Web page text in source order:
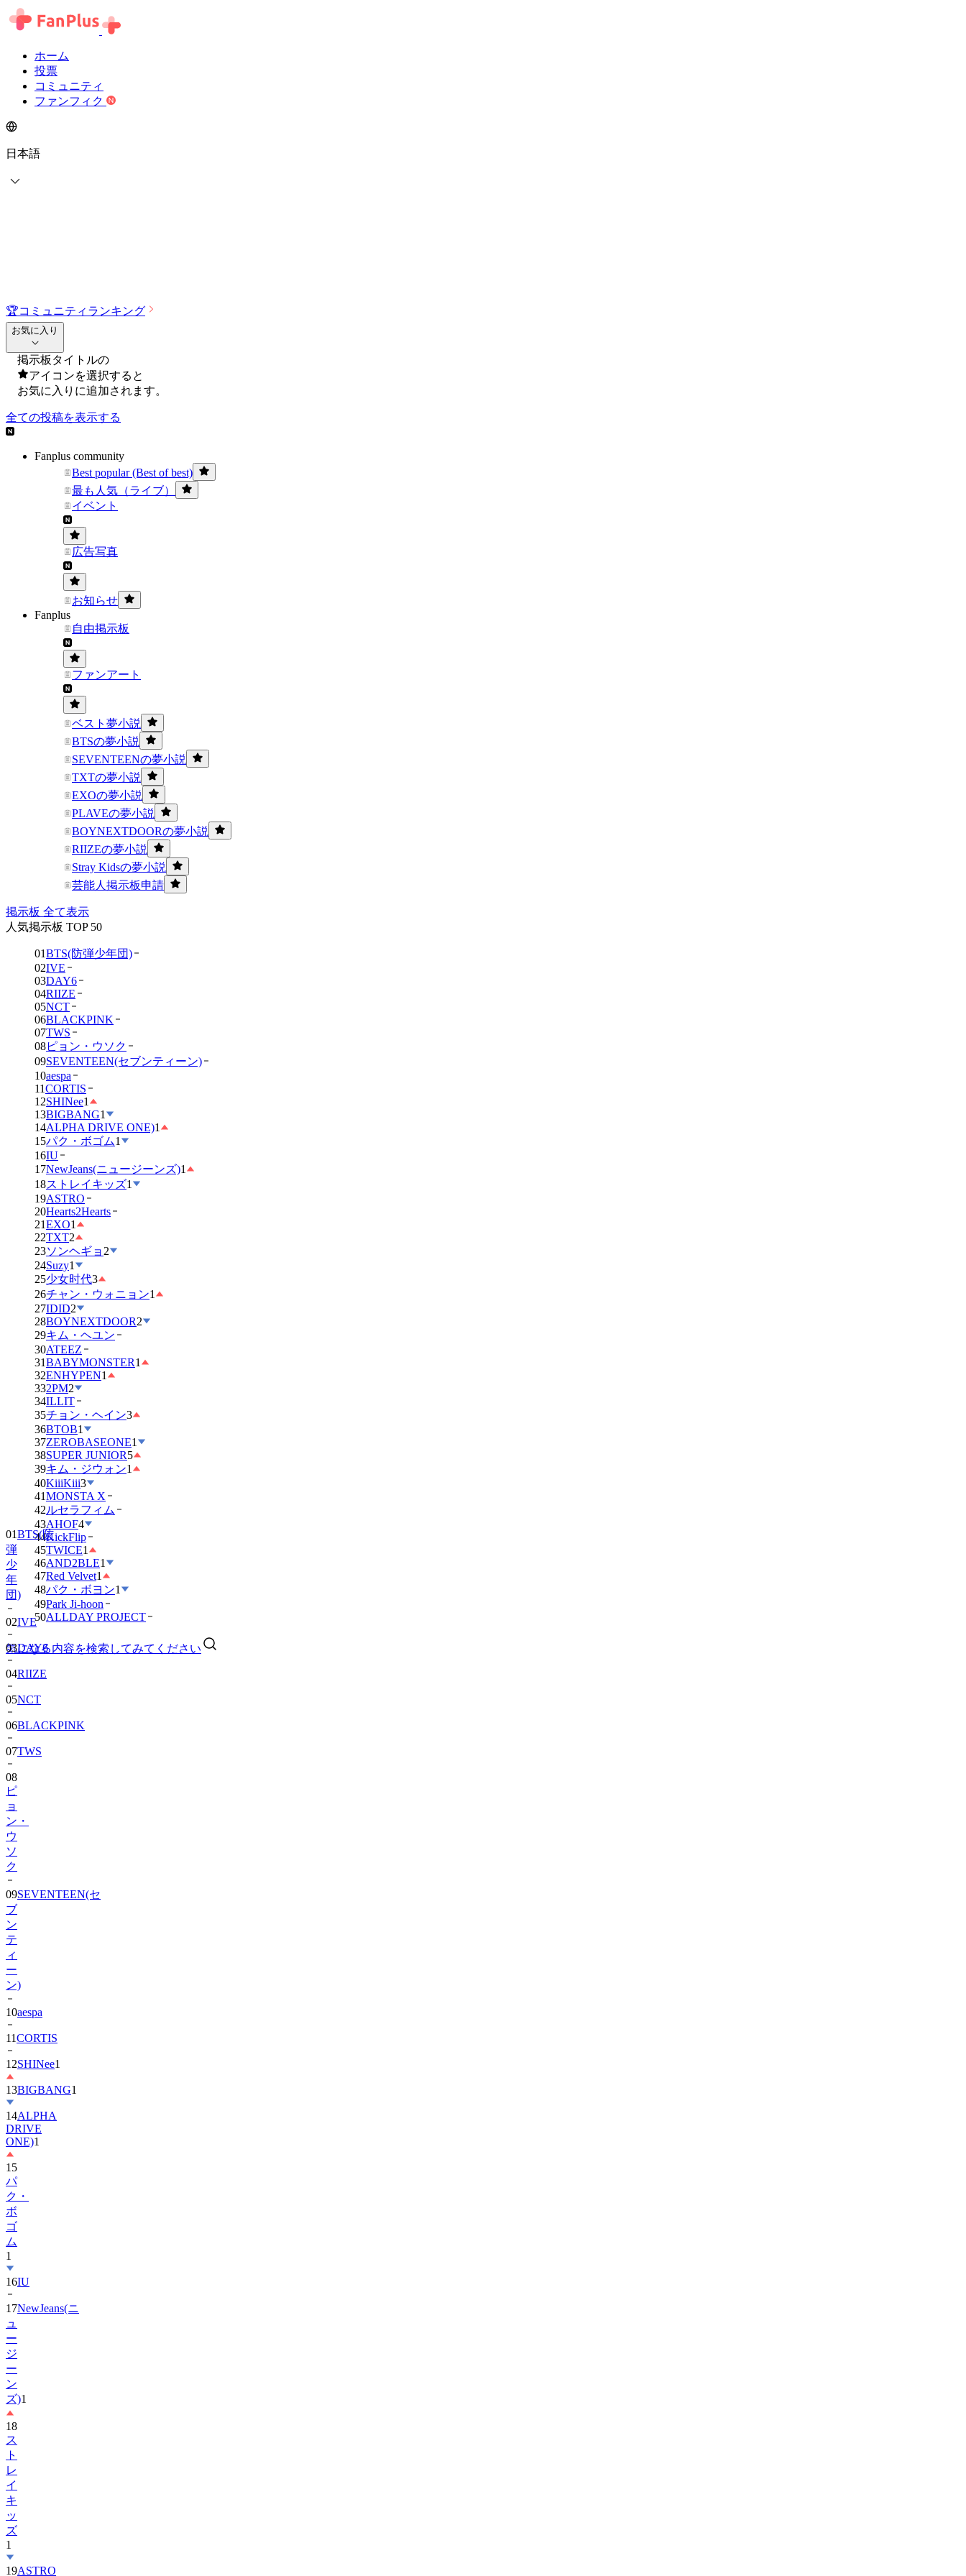
ホーム
投票
コミュニティ
ファンフィク
日本語
🏆コミュニティランキング
お気に入り
掲示板タイトルの
アイコンを選択すると
お気に入りに追加されます。
全ての投稿を表示する
Fanplus community
Best popular (Best of best)
最も人気（ライブ）
イベント
広告写真
お知らせ
Fanplus
自由掲示板
ファンアート
ベスト夢小説
BTSの夢小説
SEVENTEENの夢小説
TXTの夢小説
EXOの夢小説
PLAVEの夢小説
BOYNEXTDOORの夢小説
RIIZEの夢小説
Stray Kidsの夢小説
芸能人掲示板申請
掲示板 全て表示
人気掲示板 TOP 50
01BTS(防弾少年団)
02IVE
03DAY6
04RIIZE
05NCT
06BLACKPINK
07TWS
08ピョン・ウソク
09SEVENTEEN(セブンティーン)
10aespa
11CORTIS
12SHINee1
13BIGBANG1
14ALPHA DRIVE ONE)1
15パク・ボゴム1
16IU
17NewJeans(ニュージーンズ)1
18ストレイキッズ1
19ASTRO
20Hearts2Hearts
21EXO1
22TXT2
23ソンヘギョ 2
24Suzy1
25少女时代3
26チャン・ウォニョン1
27IDID2
28BOYNEXTDOOR2
29キム・ヘユン
30ATEEZ
31BABYMONSTER1
32ENHYPEN1
332PM2
34ILLIT
35チョン・ヘイン3
36BTOB1
37ZEROBASEONE1
38SUPER JUNIOR5
39キム・ジウォン1
40KiiiKiii3
41MONSTA X
42ルセラフィム
43AHOF4
44KickFlip
45TWICE1
46AND2BLE1
47Red Velvet1
48パク・ボヨン1
49Park Ji-hoon
50ALLDAY PROJECT
気になる内容を検索してみてください
BTS(防
少
年
団)
02 IVE
03DAY6
04RIIZE
05NCT
06BLACKPINK
07TWS
08
ピ
ョ
ン・
ウ
ソ
ク
09
ブ
ン
テ
ィ
ー
ン)
10aespa
11CORTIS
12SHINee1
13BIGBANG
14ALPHA
DRIVE
ONE)1
15
パ
ク・
ボ
ゴ
ム
1
16
17NewJeans(ニ
ュ
ー
ジ
ー
ン
ズ)
18
ス
ト
レ
イ
キ
ッ
ズ
1
19
20Hearts2Hearts